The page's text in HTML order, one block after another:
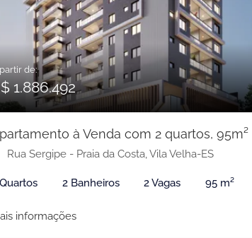
de:
1.886.492
à Venda com 2 quartos, 95m²
Rua Sergipe - Praia da Costa, Vila Velha-ES
2 Banheiros 2 Vagas 95 m²
informações